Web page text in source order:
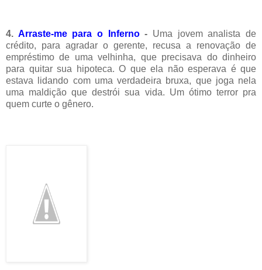
4. Arraste-me para o Inferno- Uma jovem analista de
crédito, para agradar o gerente, recusa a renovação de
empréstimo de uma velhinha, que precisava do dinheiro
para quitar sua hipoteca. O que ela não esperava é que
estava lidando com uma verdadeira bruxa, que joga nela
uma maldição que destrói sua vida. Um ótimo terror pra
quem curte o gênero.